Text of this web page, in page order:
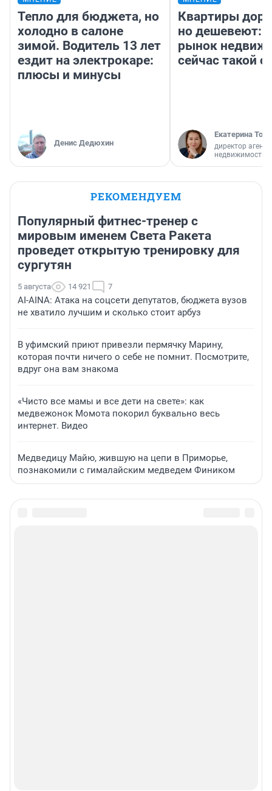
Тепло для бюджета, но
холодно в салоне
зимой. Водитель 13 лет
ездит на электрокаре:
плюсы и минусы
Денис Дедюхин
Квартиры
но дешевеют:
рынок
сейчас такой
Екатерина
директор
недвижимости
РЕКОМЕНДУЕМ
Популярный фитнес-тренер с
мировым именем Света Ракета
проведет открытую тренировку для
сургутян
5 августа 14 921 7
AI-AINA: Атака на соцсети депутатов, бюджета вузов
не хватило лучшим и сколько стоит арбуз
В уфимский приют привезли пермячку Марину,
которая почти ничего о себе не помнит. Посмотрите,
вдруг она вам знакома
«Чисто все мамы и все дети на свете»: как
медвежонок Момота покорил буквально весь
интернет. Видео
Медведицу Майю, жившую на цепи в Приморье,
познакомили с гималайским медведем Фиником